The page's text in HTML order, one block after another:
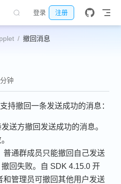
登录 注册
撤回消息
钟
持撤回一条发送成功的消息：
送方撤回发送成功的消息。
普通群成员只能撤回自己发送
回失败。自 SDK 4.15.0 开
和管理员可撤回其他用户发送